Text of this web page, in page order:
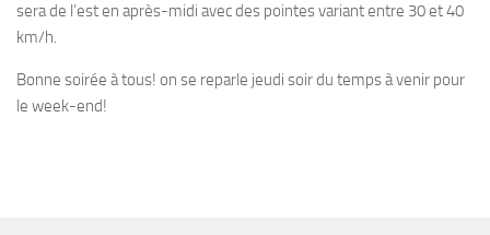
sera de l’est en après-midi avec des pointes variant entre 30 et 40
km/h.
Bonne soirée à tous! on se reparle jeudi soir du temps à venir pour
le week-end!